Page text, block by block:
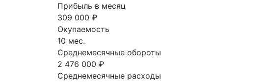
Прибыль в месяц
309 000 ₽
Окупаемость
10 мес.
Среднемесячные обороты
2 476 000 ₽
Среднемесячные расходы